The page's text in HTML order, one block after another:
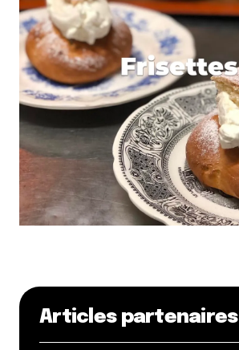
Articles partenaires